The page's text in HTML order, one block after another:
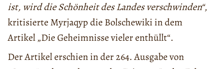
ist, wird die Schönheit des Landes verschwinden“,
kritisierte Myrjaqyp die Bolschewiki in dem
Artikel „Die Geheimnisse vieler enthüllt“.
Der Artikel erschien in der 264. Ausgabe von